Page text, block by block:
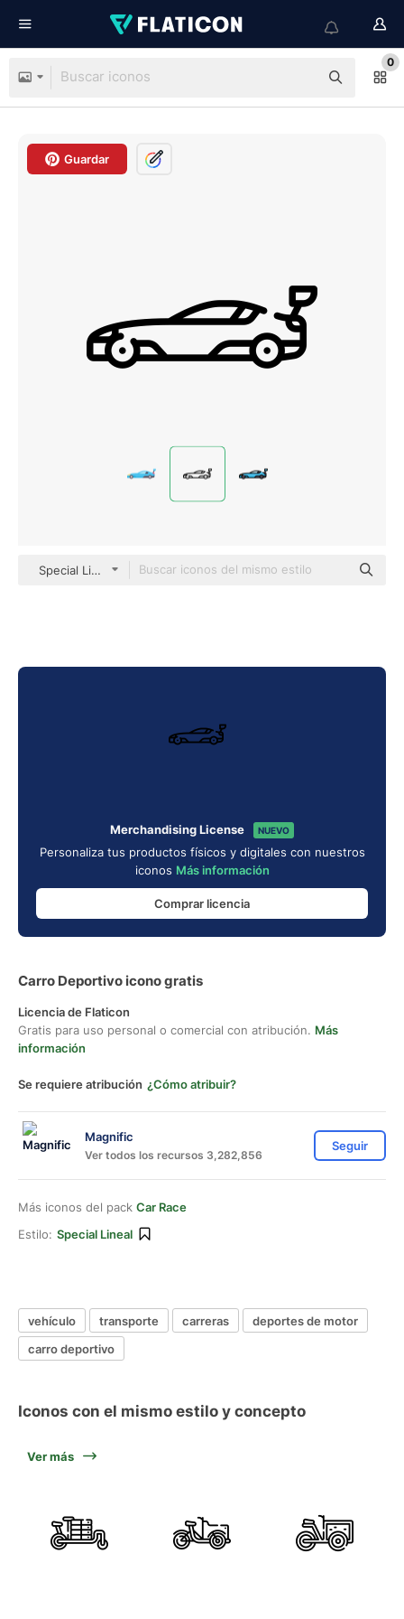
0
Guardar
Special Lineal
Merchandising License NUEVO
Personaliza tus productos físicos y digitales con nuestros
iconos Más información
Comprar licencia
Carro Deportivo icono gratis
Licencia de Flaticon
Gratis para uso personal o comercial con atribución. Más
información
Se requiere atribución ¿Cómo atribuir?
Magnific
Ver todos los recursos 3,282,856
Seguir
Más iconos del pack Car Race
Estilo: Special Lineal
vehículo transporte carreras
deportes de motor
carro deportivo
Iconos con el mismo estilo y concepto
Ver más